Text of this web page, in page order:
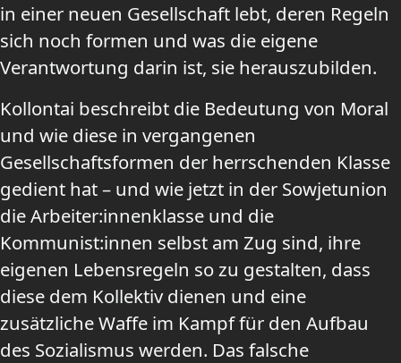
in einer neuen Gesellschaft lebt, deren Regeln
sich noch formen und was die eigene
Verantwortung darin ist, sie herauszubilden.
Kollontai beschreibt die Bedeutung von Moral
und wie diese in vergangenen
Gesellschaftsformen der herrschenden Klasse
gedient hat – und wie jetzt in der Sowjetunion
die Arbeiter:innenklasse und die
Kommunist:innen selbst am Zug sind, ihre
eigenen Lebensregeln so zu gestalten, dass
diese dem Kollektiv dienen und eine
zusätzliche Waffe im Kampf für den Aufbau
des Sozialismus werden. Das falsche